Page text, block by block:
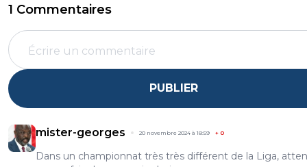
1 Commentaires
PUBLIER
mister-georges 20 novembre 2024 à 18:59 + 0
Dans un championnat très très différent de la Liga,